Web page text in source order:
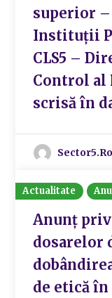
superior
Instituții
CLS5 –
Control al
scrisă în
Sector5.ro
Actualitate
Anunț
dosarelor
de etică